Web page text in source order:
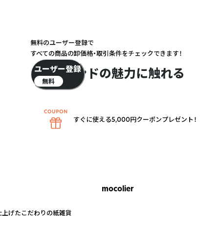
ブランドの魅力に触れる
mocolier
上げたこだわりの紙雑貨
無料のユーザー登録で
すべての商品の卸価格・取引条件をチェックできます！
ユーザー登録
無料
すぐに使える5,000円クーポンプレゼント！